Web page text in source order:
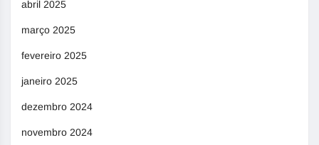
abril 2025
março 2025
fevereiro 2025
janeiro 2025
dezembro 2024
novembro 2024